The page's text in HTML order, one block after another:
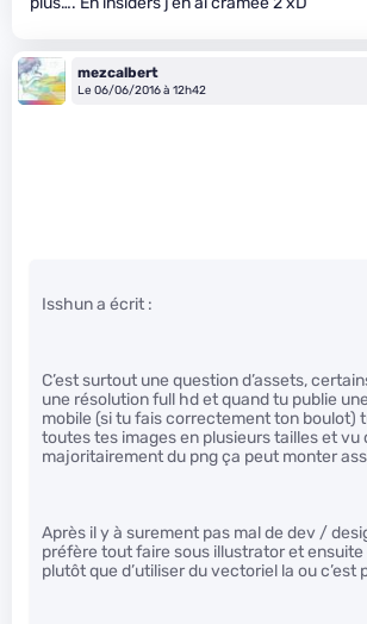
mezcalbert
Le 06/06/2016 à 12h42
Isshun a écrit :
C’est surtout une question d’assets,
une résolution full hd et quand tu publie
mobile (si tu fais correctement ton boulot)
toutes tes images en plusieurs tailles et vu
majoritairement du png ça peut monter
Après il y à surement pas mal de dev /
préfère tout faire sous illustrator et
plutôt que d’utiliser du vectoriel la ou c’est